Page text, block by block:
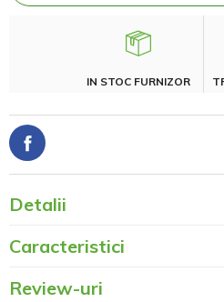
IN STOC FURNIZOR
Detalii
Caracteristici
Review-uri